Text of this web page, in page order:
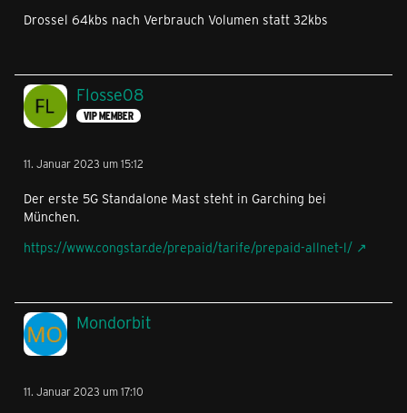
Drossel 64kbs nach Verbrauch Volumen statt 32kbs
Flosse08
VIP MEMBER
11. Januar 2023 um 15:12
Der erste 5G Standalone Mast steht in Garching bei
München.
https://www.congstar.de/prepaid/tarife/prepaid-allnet-l/
Mondorbit
11. Januar 2023 um 17:10